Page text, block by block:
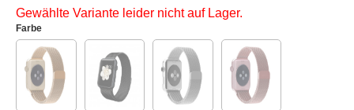
Gewählte Variante leider nicht auf Lager.
Farbe